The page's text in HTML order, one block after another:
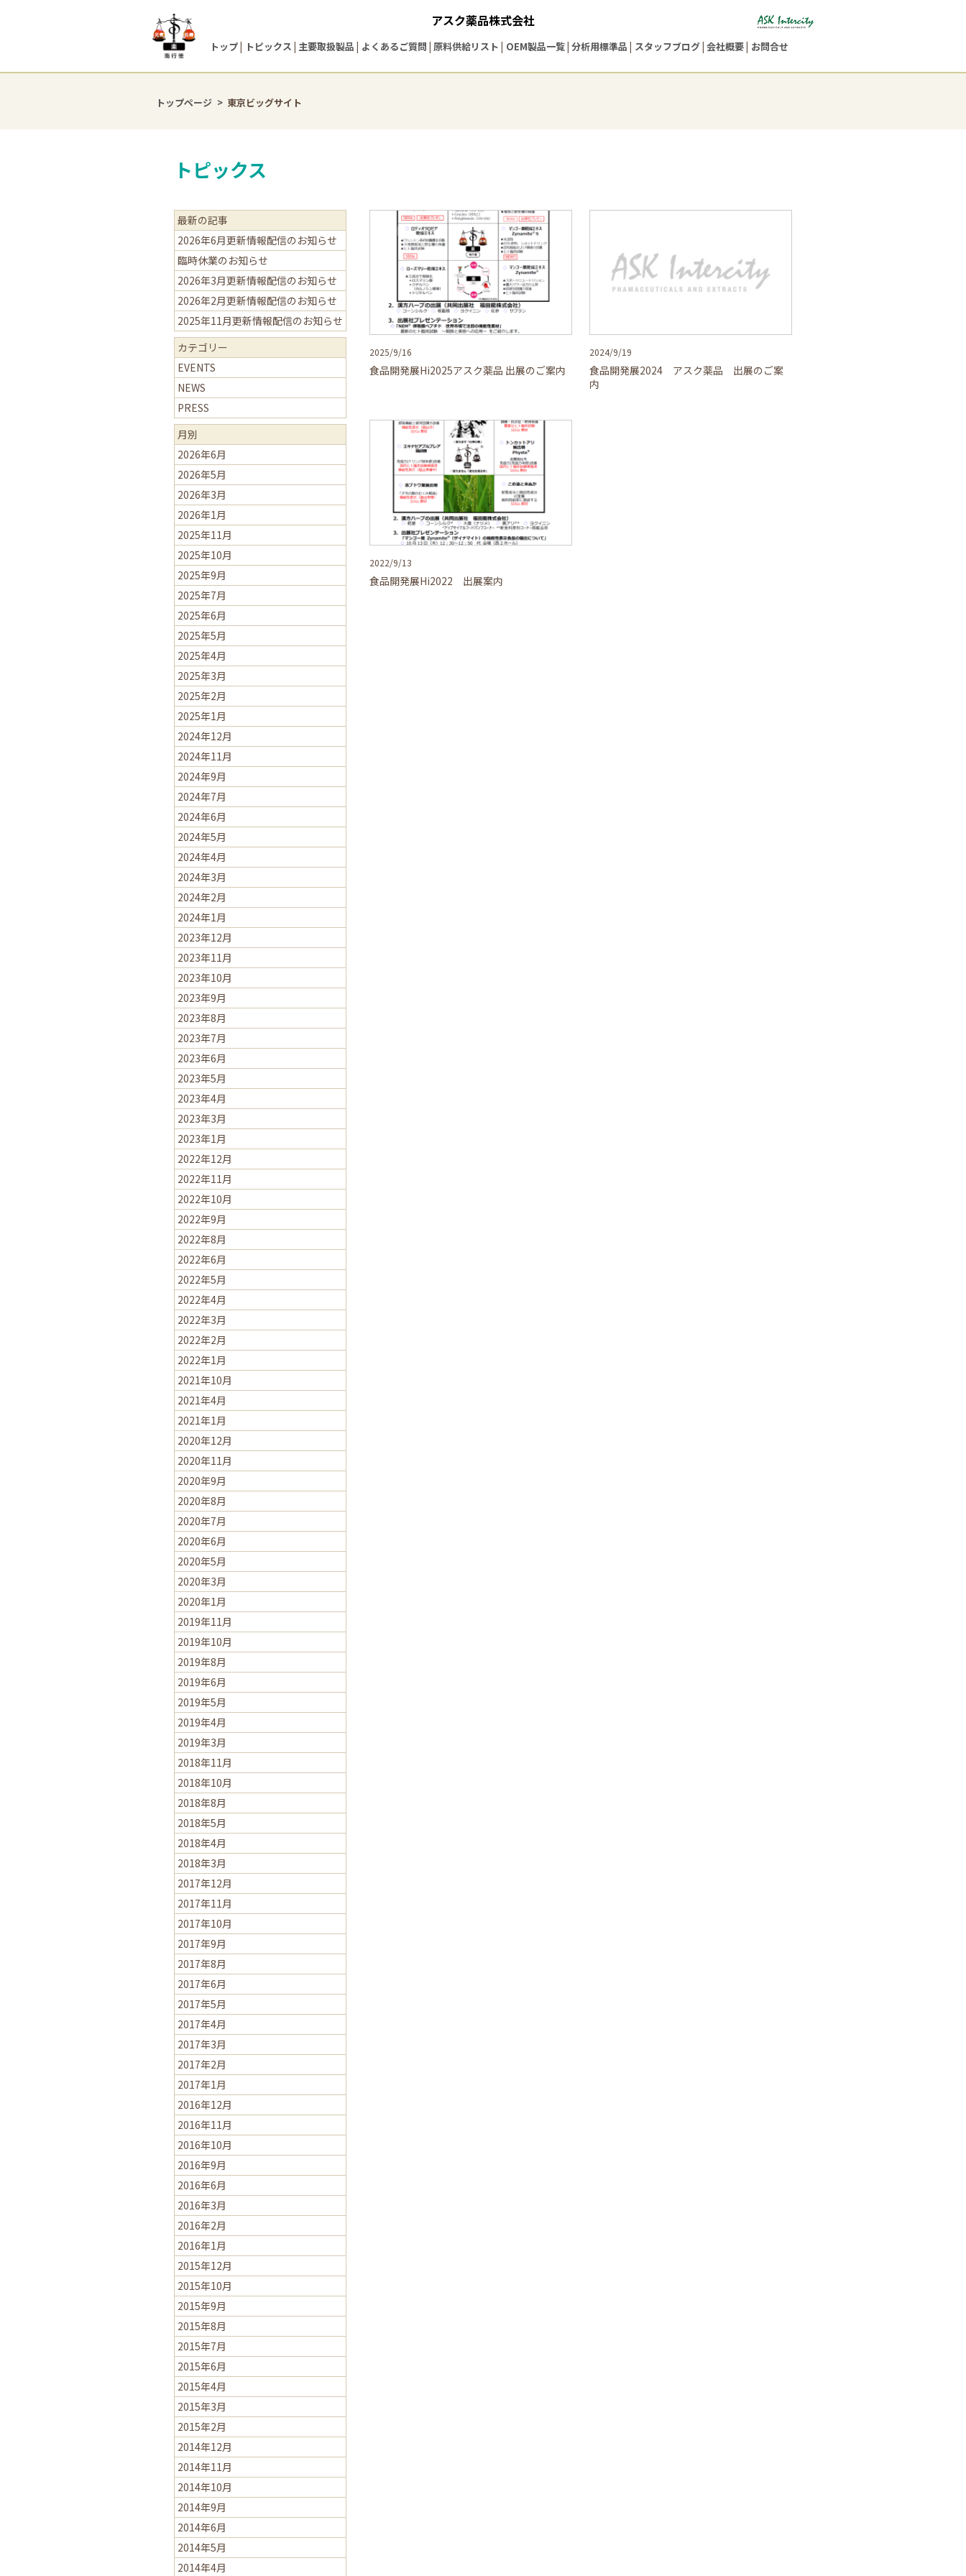
アスク薬品株式会社
トップ トピックス 主要取扱製品 よくあるご質問 原料供給リスト OEM製品一覧 分析用標準品 スタッフブログ 会社概要 お問合せ
トップページ 東京ビッグサイト
トピックス
2025/9/16
食品開発展Hi2025アスク薬品 出展のご案内
2024/9/19
食品開発展2024 アスク薬品 出展のご案
内
2022/9/13
食品開発展Hi2022 出展案内
最新の記事
2026年6月更新情報配信のお知らせ
臨時休業のお知らせ
2026年3月更新情報配信のお知らせ
2026年2月更新情報配信のお知らせ
2025年11月更新情報配信のお知らせ
カテゴリー
EVENTS
NEWS
PRESS
月別
2026年6月
2026年5月
2026年3月
2026年1月
2025年11月
2025年10月
2025年9月
2025年7月
2025年6月
2025年5月
2025年4月
2025年3月
2025年2月
2025年1月
2024年12月
2024年11月
2024年9月
2024年7月
2024年6月
2024年5月
2024年4月
2024年3月
2024年2月
2024年1月
2023年12月
2023年11月
2023年10月
2023年9月
2023年8月
2023年7月
2023年6月
2023年5月
2023年4月
2023年3月
2023年1月
2022年12月
2022年11月
2022年10月
2022年9月
2022年8月
2022年6月
2022年5月
2022年4月
2022年3月
2022年2月
2022年1月
2021年10月
2021年4月
2021年1月
2020年12月
2020年11月
2020年9月
2020年8月
2020年7月
2020年6月
2020年5月
2020年3月
2020年1月
2019年11月
2019年10月
2019年8月
2019年6月
2019年5月
2019年4月
2019年3月
2018年11月
2018年10月
2018年8月
2018年5月
2018年4月
2018年3月
2017年12月
2017年11月
2017年10月
2017年9月
2017年8月
2017年6月
2017年5月
2017年4月
2017年3月
2017年2月
2017年1月
2016年12月
2016年11月
2016年10月
2016年9月
2016年6月
2016年3月
2016年2月
2016年1月
2015年12月
2015年10月
2015年9月
2015年8月
2015年7月
2015年6月
2015年4月
2015年3月
2015年2月
2014年12月
2014年11月
2014年10月
2014年9月
2014年6月
2014年5月
2014年4月